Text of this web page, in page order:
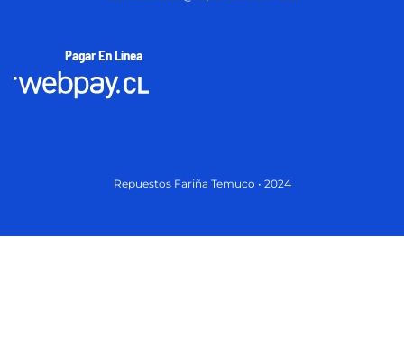
Pagar En Línea
Repuestos Fariña Temuco • 2024